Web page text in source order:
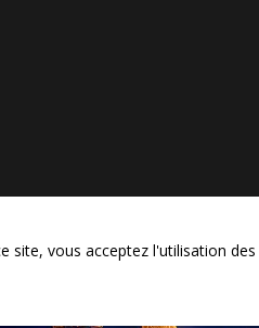
©
vous acceptez l'utilisation